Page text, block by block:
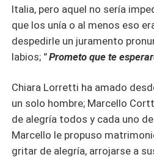
Italia, pero aquel no sería
que los unía o al menos eso
despedirle un juramento
labios; " Prometo que te
Chiara Lorretti ha amado
un solo hombre; Marcello
de alegría todos y cada uno
Marcello le propuso
gritar de alegría, arrojarse a